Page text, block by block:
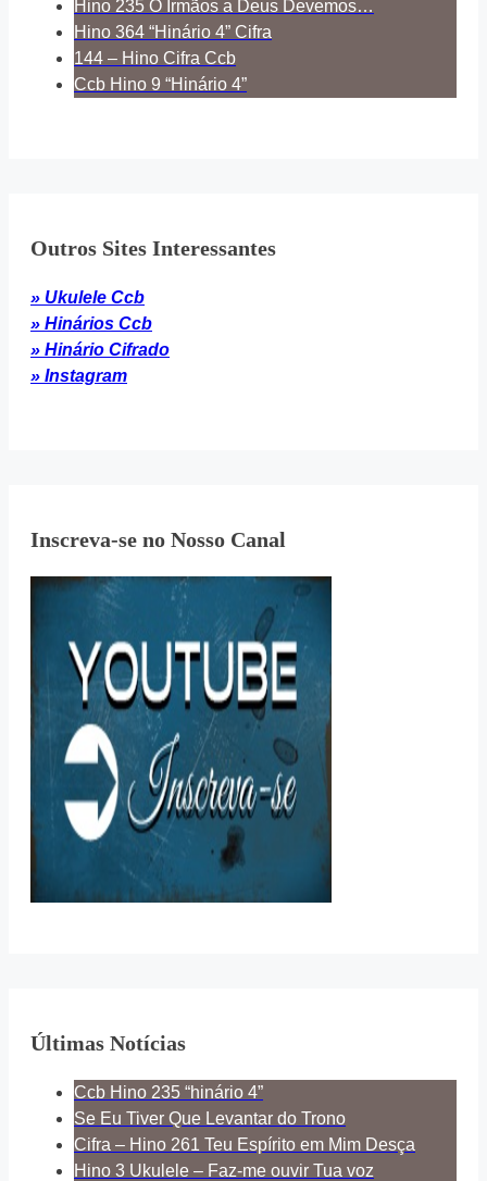
Hino 235 Ó Irmãos a Deus Devemos…
Hino 364 “Hinário 4” Cifra
144 – Hino Cifra Ccb
Ccb Hino 9 “Hinário 4”
Outros Sites Interessantes
» Ukulele Ccb
» Hinários Ccb
» Hinário Cifrado
» Instagram
Inscreva-se no Nosso Canal
Últimas Notícias
Ccb Hino 235 “hinário 4”
Se Eu Tiver Que Levantar do Trono
Cifra – Hino 261 Teu Espírito em Mim Desça
Hino 3 Ukulele – Faz-me ouvir Tua voz